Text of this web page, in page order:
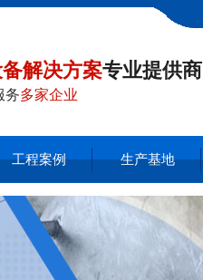
解决方案专业提供商
务多家企业
工程案例 生产基地